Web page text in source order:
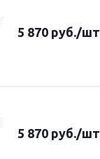
5 870 руб./шт
5 870 руб./шт